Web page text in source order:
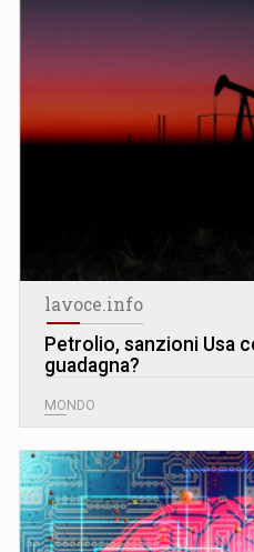
lavoce.info
Petrolio, sanzioni Usa
guadagna?
MONDO